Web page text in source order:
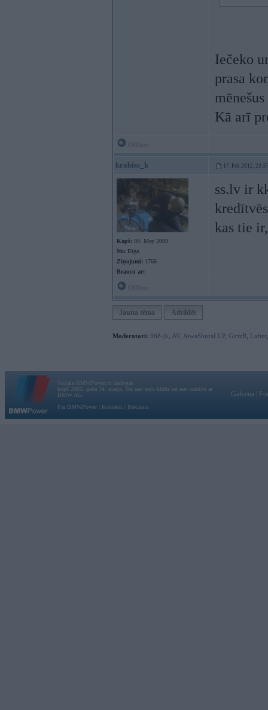
Iečeko
prasa
Kā arī
krabiss_k 17. Feb 2012,
Kopš: 09. May 2009
No: Rīga
Ziņojumi: 1766
Braucu ar:
ss.lv ir
kas tie
Jauna tēma Atbildēt
Moderatori: 968-jk AV AiwaShuraLLP, GirtzB Lafter
Vortāls BMWPower.lv darbojas
kopš 2002. gada 14. maija. Tas nav auto klubs un nav saistīts ar
BMW AG.
Par BMWPower
Kontakti Reklāma
Galvena